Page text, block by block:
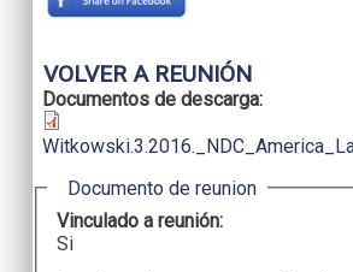
VOLVER A REUNIÓN
Documentos de descarga:
Ocultar
Documento de reunion
Vinculado a reunión:
Si